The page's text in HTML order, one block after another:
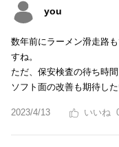
you
数年前にラーメン滑走路
すね。
ただ、保安検査の待ち時
ソフト面の改善も期待し
2023/4/13